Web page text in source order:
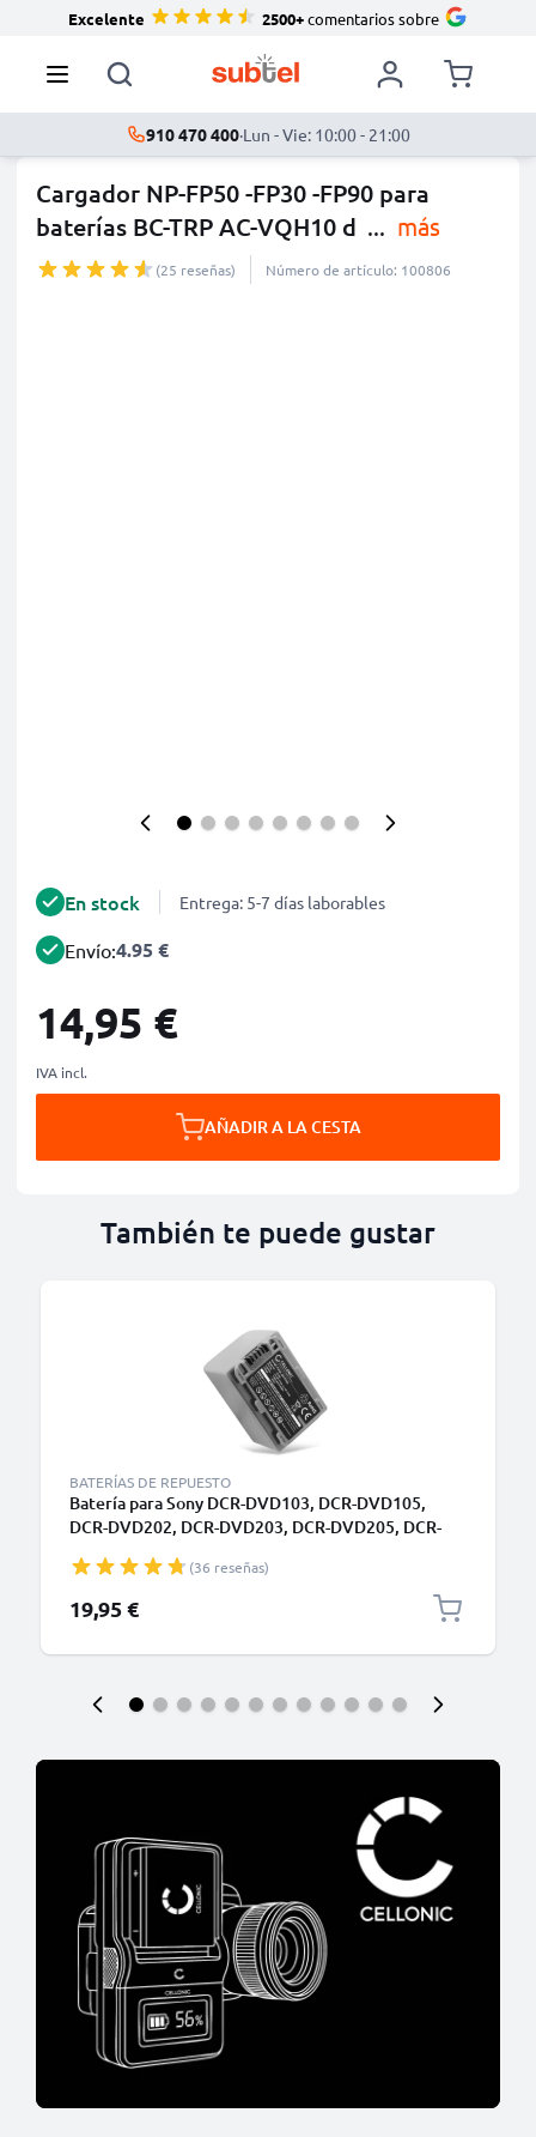
Excelente 2500+comentarios sobre
910 470 400·Lun - Vie: 10:00 - 21:00
Cargador NP-FP50 -FP30 -FP90 para
baterías BC-TRP AC-VQH10 d ... más
(25 reseñas) Número de artículo: 100806
En stock Entrega: 5-7 días laborables
Envío:4.95 €
14,95 €
IVA incl.
AÑADIR A LA CESTA
También te puede gustar
BATERÍAS DE REPUESTO
Batería para Sony DCR-DVD103, DCR-DVD105,
DCR-DVD202, DCR-DVD203, DCR-DVD205, DCR-
FP50, NP-FP60, NP-FP70, NP-FP71, NP-FP90
(1360mAh, 7.4V) de CELLONIC
(36 reseñas)
19,95 €